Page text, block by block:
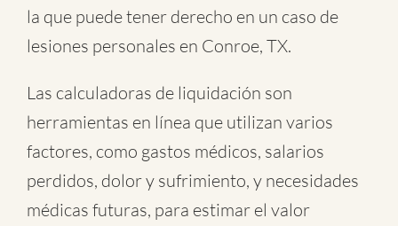
la que puede tener derecho en un caso de
lesiones personales en Conroe, TX.
Las calculadoras de liquidación son
herramientas en línea que utilizan varios
factores, como gastos médicos, salarios
perdidos, dolor y sufrimiento, y necesidades
médicas futuras, para estimar el valor